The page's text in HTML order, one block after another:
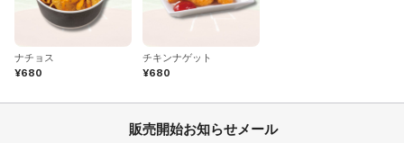
ナチョス
¥680
チキンナゲット
¥680
販売開始お知らせメール